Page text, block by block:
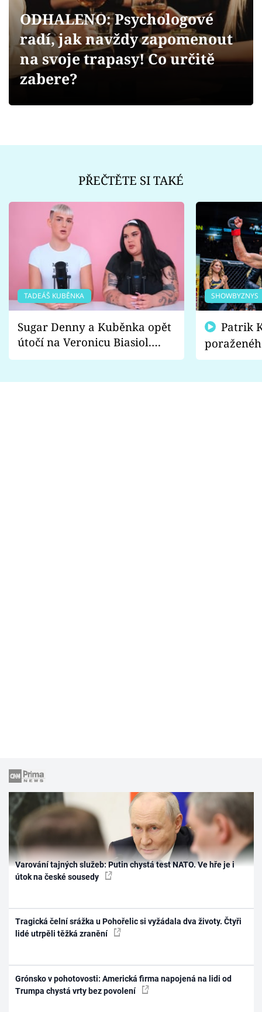
Videa
Sledujte prima+
ODHALENO: Psychologové
radí, jak navždy zapomenout
na svoje trapasy! Co určitě
zabere?
PŘEČTĚTE SI TAKÉ
TADEÁŠ KUBĚNKA
Sugar Denny a Kuběnka opět
útočí na Veronicu Biasiol.
Proč je podle nich falešná a
SHOWBYZNYS
fanoušci
Varování tajných služeb: Putin chystá test NATO. Ve hře je i
útok na české sousedy
Tragická čelní srážka u Pohořelic si vyžádala dva životy. Čtyři
lidé utrpěli těžká zranění
Grónsko v pohotovosti: Americká firma napojená na lidi od
Trumpa chystá vrty bez povolení